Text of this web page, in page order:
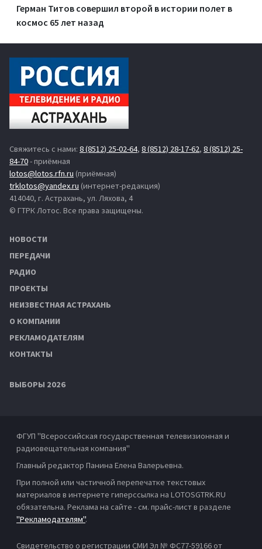
Герман Титов совершил второй в истории полет в
космос 65 лет назад
Свяжитесь с нами: 8 (8512) 25-02-64, 8 (8512) 28-17-62, 8 (8512) 25-
84-70- приёмная
lotos@lotos.rfn.ru (приёмная)
trklotos@yandex.ru (интернет-редакция)
414040, г. Астрахань, ул. Ляхова, 4
© ГТРК Лотос. Все права защищены.
НОВОСТИ
ПЕРЕДАЧИ
РАДИО
ПРОЕКТЫ
НЕИЗВЕСТНАЯ АСТРАХАНЬ
О КОМПАНИИ
РЕКЛАМОДАТЕЛЯМ
КОНТАКТЫ
ВЫБОРЫ 2026
ФГУП "Всероссийская государственная телевизионная и
радиовещательная компания"
Главный редактор Панина Елена Валерьевна.
При полной или частичной перепечатке текстовых
материалов в интернете гиперссылка на LOTOSGTRK.RU
обязательна. Реклама на сайте - см. прайс-лист в разделе
"Рекламодателям".
Свидетельство о регистрации СМИ Эл № ФС77-59166 от